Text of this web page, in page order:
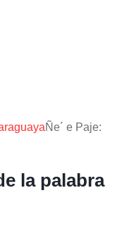
Ñe´ e Paje:
la palabra